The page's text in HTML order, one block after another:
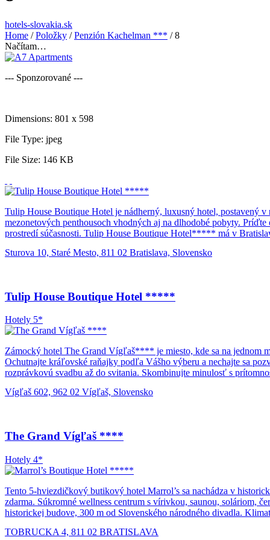
hotels-slovakia.sk
Home / Položky / Penzión Kachelman *** / 8
Načítam…
--- Sponzorované ---
Dimensions: 801 x 598
File Type: jpeg
File Size: 146 KB
Tulip House Boutique Hotel je nádherný, luxusný hotel, postavený
mezonetových penthousoch vhodných aj na dlhodobé pobyty.
prostredí súčasnosti. Tulip House Boutique Hotel***** má v
Bratislavským hradom. Druhé je „nové mestské centrum“ Eurovea
Sturova 10, Staré Mesto, 811 02 Bratislava, Slovensko
Tulip House Boutique Hotel *****
Hotely 5*
Zámocký hotel The Grand Vígľaš**** je miesto, kde sa na jednom
Ochutnajte kráľovské raňajky podľa Vášho výberu a nechajte sa
rozprávkovú svadbu až do svitania. Skombinujte minulosť s
historický program na nádvorí. Sídlo uhorských kráľov čaká práve na
Vígľaš 602, 962 02 Vígľaš, Slovensko
The Grand Vígľaš ****
Hotely 4*
Tento 5-hviezdičkový butikový hotel Marrol’s sa nachádza v
zdarma. Súkromné wellness centrum s vírivkou, saunou, soláriom,
historickej budove, 300 m od Slovenského národného divadla.
Tento butikový hotel Marrol’s je členom hotelového reťazca Small
TOBRUCKA 4, 811 02 BRATISLAVA